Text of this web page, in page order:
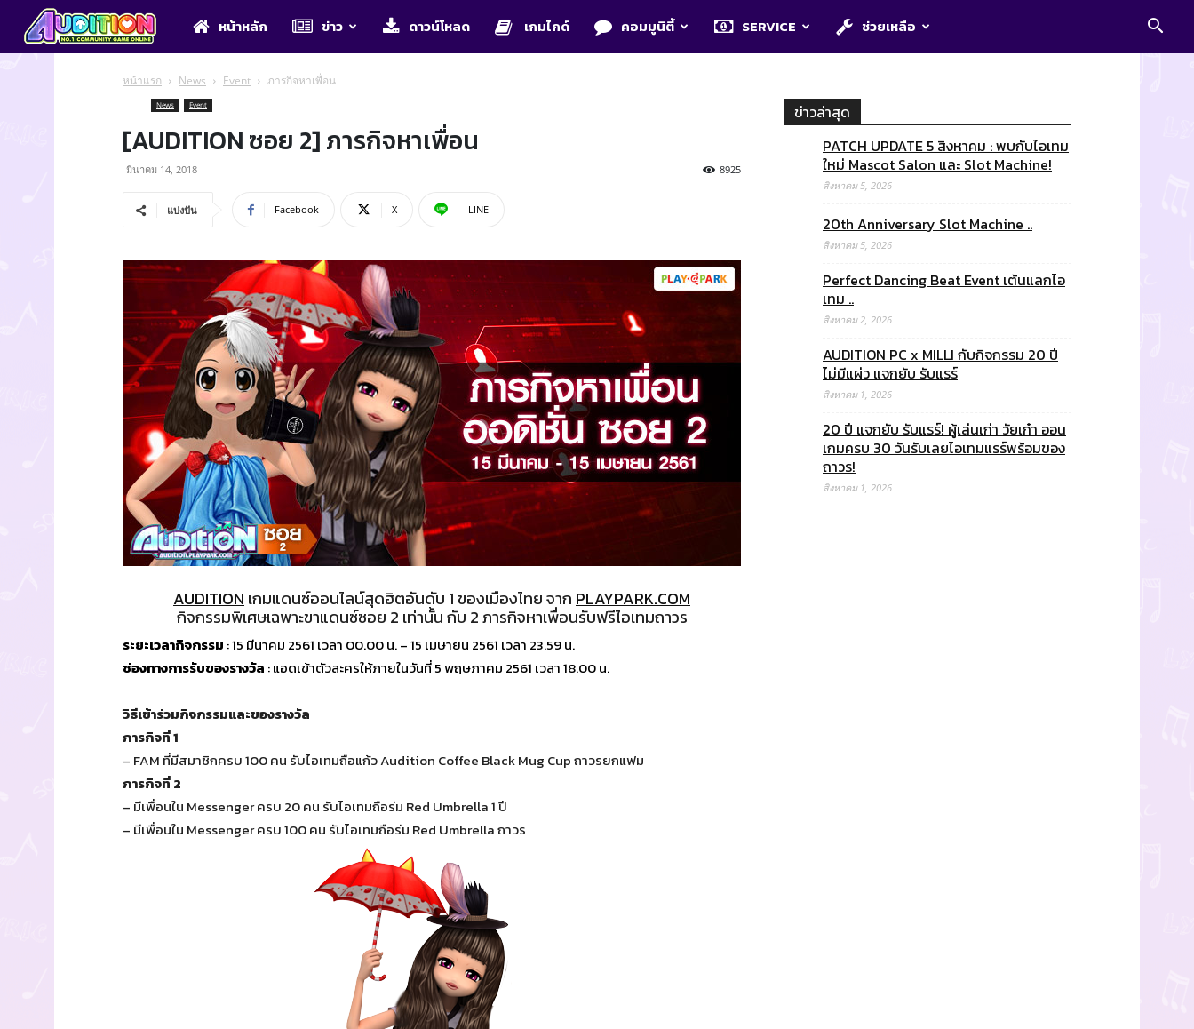
Auditionหน้าหลัก ข่าว ดาวน์โหลด เกมไกด์ คอมมูนิตี้ SERVICE ช่วยเหลือ
หน้าแรก News Event ภารกิจหาเพื่อน
News Event
[AUDITION ซอย 2] ภารกิจหาเพื่อน
มีนาคม 14, 2018 8925
แบ่งปัน Facebook X LINE
AUDITION เกมแดนซ์ออนไลน์สุดฮิตอันดับ 1 ของเมืองไทย จาก PLAYPARK.COM
กิจกรรมพิเศษเฉพาะขาแดนซ์ซอย 2 เท่านั้น กับ 2 ภารกิจหาเพื่อนรับฟรีไอเทมถาวร
ระยะเวลากิจกรรม : 15 มีนาคม 2561 เวลา 00.00 น. – 15 เมษายน 2561 เวลา 23.59 น.
ช่องทางการรับของรางวัล : แอดเข้าตัวละครให้ภายในวันที่ 5 พฤษภาคม 2561 เวลา 18.00 น.
วิธีเข้าร่วมกิจกรรมและของรางวัล
ภารกิจที่ 1
– FAM ที่มีสมาชิกครบ 100 คน รับไอเทมถือแก้ว Audition Coffee Black Mug Cup ถาวรยกแฟม
ภารกิจที่ 2
– มีเพื่อนใน Messenger ครบ 20 คน รับไอเทมถือร่ม Red Umbrella 1 ปี
– มีเพื่อนใน Messenger ครบ 100 คน รับไอเทมถือร่ม Red Umbrella ถาวร
ข่าวล่าสุด
PATCH UPDATE 5 สิงหาคม : พบกับไอเทม
ใหม่ Mascot Salon และ Slot Machine!
สิงหาคม 5, 2026
20th Anniversary Slot Machine ..
สิงหาคม 5, 2026
Perfect Dancing Beat Event เต้นแลกไอ
เทม ..
สิงหาคม 2, 2026
AUDITION PC x MILLI กับกิจกรรม 20 ปี
ไม่มีแผ่ว แจกยับ รับแรร์
สิงหาคม 1, 2026
20 ปี แจกยับ รับแรร์! ผู้เล่นเก่า วัยเก๋า ออน
เกมครบ 30 วันรับเลยไอเทมแรร์พร้อมของ
ถาวร!
สิงหาคม 1, 2026